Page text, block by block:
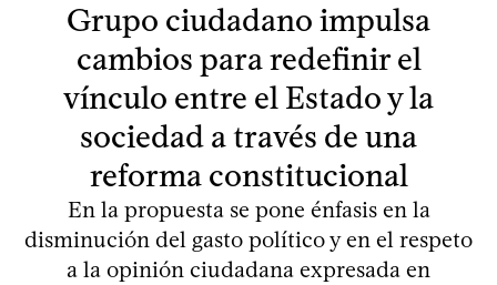
Grupo ciudadano impulsa
cambios para redefinir el
vínculo entre el Estado y la
sociedad a través de una
reforma constitucional
En la propuesta se pone énfasis en la
disminución del gasto político y en el respeto
a la opinión ciudadana expresada en